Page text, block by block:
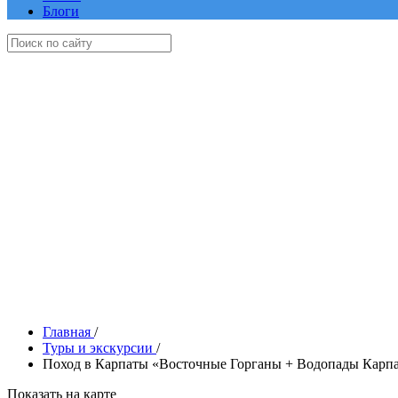
Блоги
Главная /
Туры и экскурсии /
Поход в Карпаты «Восточные Горганы + Водопады
Показать на карте